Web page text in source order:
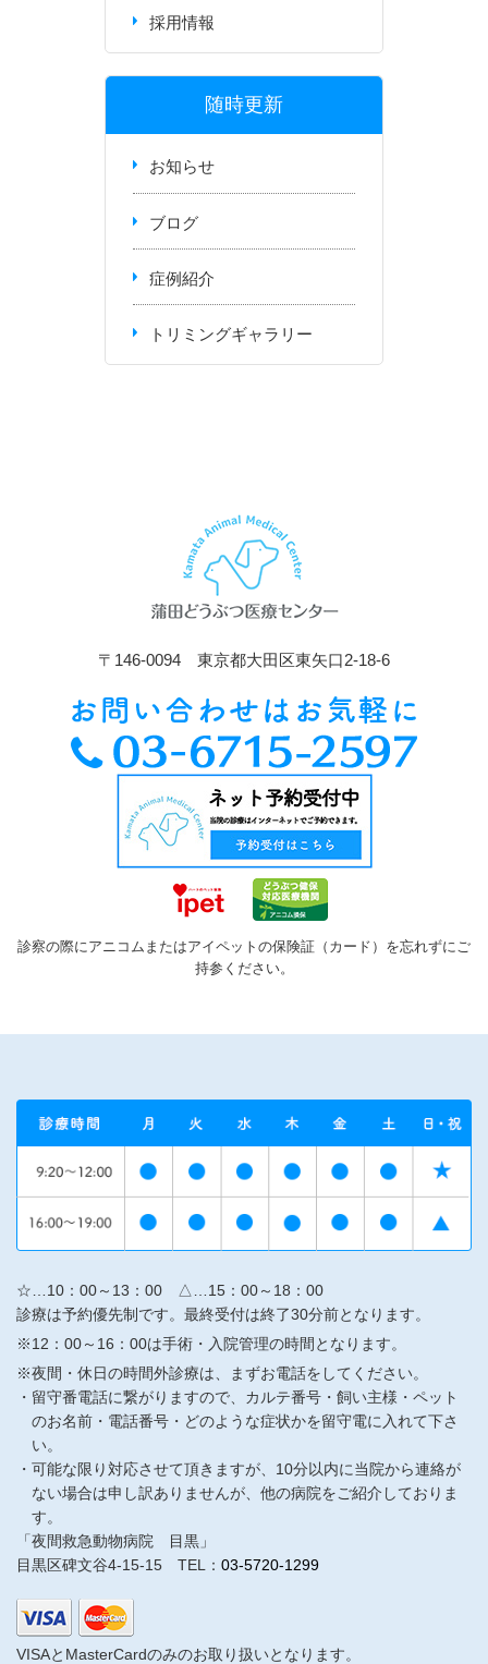
採用情報
随時更新
お知らせ
ブログ
症例紹介
トリミングギャラリー
〒146-0094 東京都大田区東矢口2-18-6
診察の際にアニコムまたはアイペットの保険証（カード）を忘れずにご
持参ください。
☆…10：00～13：00 △…15：00～18：00
診療は予約優先制です。最終受付は終了30分前となります。
※12：00～16：00は手術・入院管理の時間となります。
※夜間・休日の時間外診療は、まずお電話をしてください。
留守番電話に繋がりますので、カルテ番号・飼い主様・ペット
のお名前・電話番号・どのような症状かを留守電に入れて下さ
い。
可能な限り対応させて頂きますが、10分以内に当院から連絡が
ない場合は申し訳ありませんが、他の病院をご紹介しておりま
す。
「夜間救急動物病院 目黒」
目黒区碑文谷4-15-15 TEL： 03-5720-1299
VISAとMasterCardのみのお取り扱いとなります。